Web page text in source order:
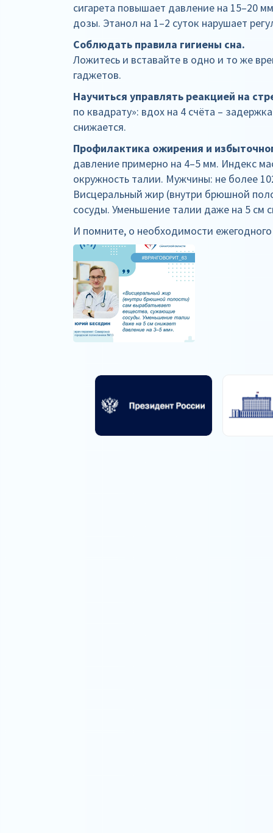
сигарета повышает давление на 15–20
дозы. Этанол на 1–2 суток нарушает
Соблюдать правила гигиены сна.
Ложитесь и вставайте в одно и то же
гаджетов.
Научиться управлять реакцией на
по квадрату»: вдох на 4 счёта –
снижается.
Профилактика ожирения и
давление примерно на 4–5 мм. Индекс
окружность талии. Мужчины: не более
Висцеральный жир (внутри брюшной
сосуды. Уменьшение талии даже на 5 см
И помните, о необходимости